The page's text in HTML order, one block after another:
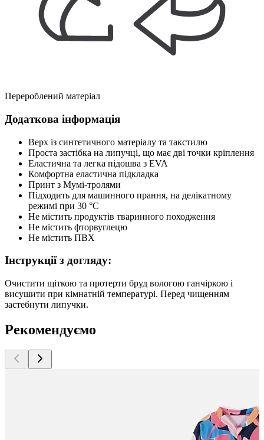
Перероблений матеріал
Додаткова інформація
Верх із синтетичного матеріалу та такстилю
Проста застібка на липучці, що має дві точки кріплення
Еластична та легка підошва з EVA
Комфортна еластична підкладка
Принт з Мумі-тролями
Підходить для машинного прання, на делікатному
режимі при 30 °C
Не містить продуктів тваринного походження
Не містить фторвуглецю
Не містить ПВХ
Інструкції з догляду:
Очистити щіткою та протерти бруд вологою ганчіркою і
висушити при кімнатній температурі. Перед чищенням
застебнути липучки.
Рекомендуємо